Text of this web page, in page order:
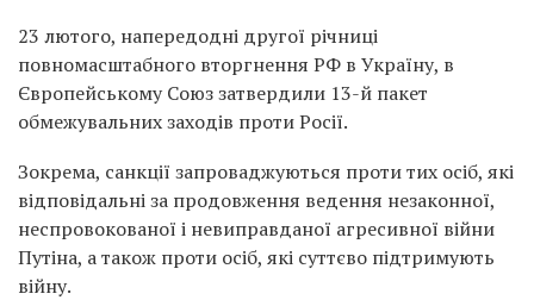
23 лютого, напередодні другої річниці
повномасштабного вторгнення РФ в Україну, в
Європейському Союз затвердили 13-й пакет
обмежувальних заходів проти Росії.
Зокрема, санкції запроваджуються проти тих осіб, які
відповідальні за продовження ведення незаконної,
неспровокованої і невиправданої агресивної війни
Путіна, а також проти осіб, які суттєво підтримують
війну.